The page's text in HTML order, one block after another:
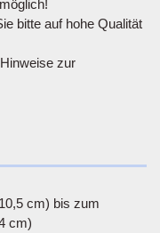
bitte auf hohe Qualität
zur
cm) bis zum
cm)